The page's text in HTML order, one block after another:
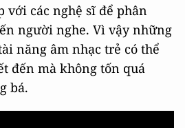
với các nghệ sĩ để phân
người nghe. Vì vậy những
năng âm nhạc trẻ có thể
đến mà không tốn quá
bá.